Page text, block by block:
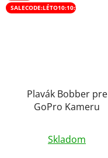
SALECODE:LÉTO10:10:%
Plavák Bobber pre
GoPro Kameru
Skladom